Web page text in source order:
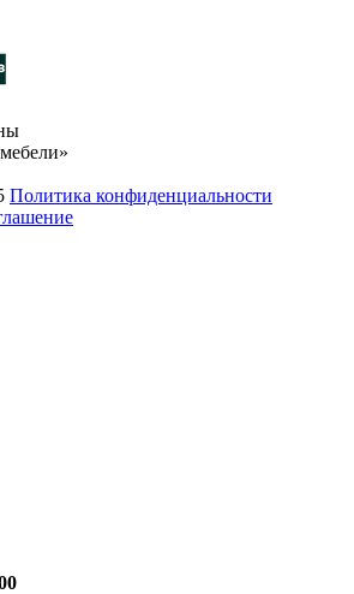
Политика конфиденциальности